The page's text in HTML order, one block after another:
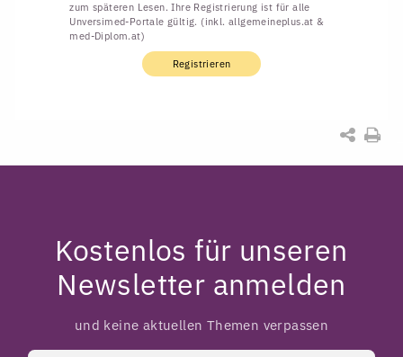
zum späteren Lesen. Ihre Registrierung ist für alle
Unversimed-Portale gültig. (inkl. allgemeineplus.at &
med-Diplom.at)
Registrieren
Kostenlos für unseren
Newsletter anmelden
und keine aktuellen Themen verpassen